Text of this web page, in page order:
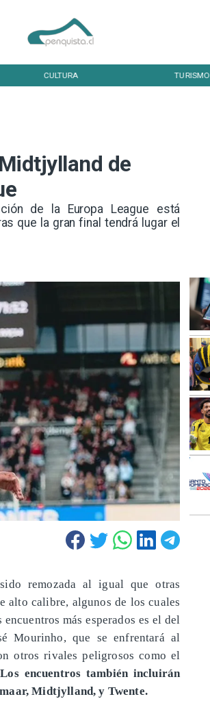
CULTURA TURISMO
de
de la Europa League está
que la gran final tendrá lugar el
remozada al igual que otras
alto calibre, algunos de los cuales
más esperados es el del
Mourinho, que se enfrentará al
otros rivales peligrosos como el
Los encuentros también incluirán
Midtjylland, y Twente.